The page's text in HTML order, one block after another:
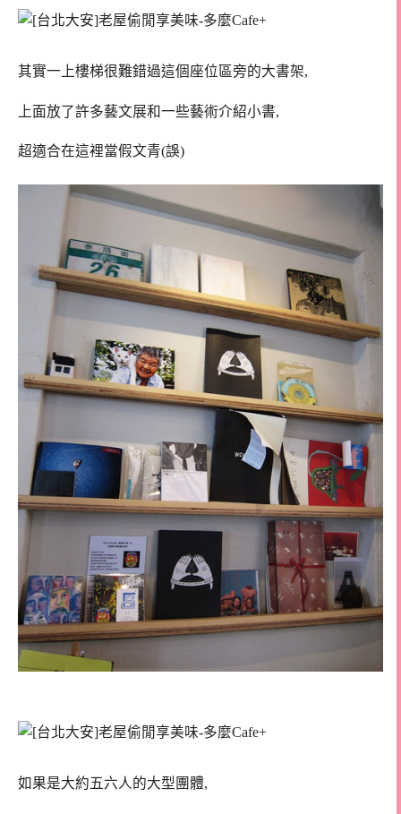
其實一上樓梯很難錯過這個座位區旁的大書架,
上面放了許多藝文展和一些藝術介紹小書,
超適合在這裡當假文青(誤)
如果是大約五六人的大型團體,